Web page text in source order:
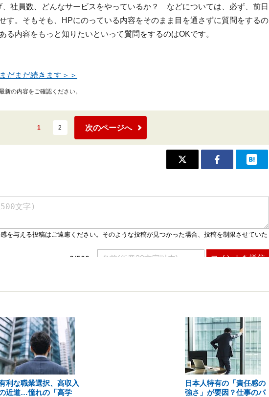
、社員数、どんなサービスをやっているか？ などについては、必ず、前日
す。そもそも、HPにのっている内容をそのまま目を通さずに質問をするの
る内容をもっと知りたいといって質問をするのはOKです。
だまだ続きます＞＞
の内容をご確認ください。
1 2 次のページへ
利な職業選択、高収入
近道…憧れの「高学
日本人特有の「責任感の
強さ」が要因？仕事のパ